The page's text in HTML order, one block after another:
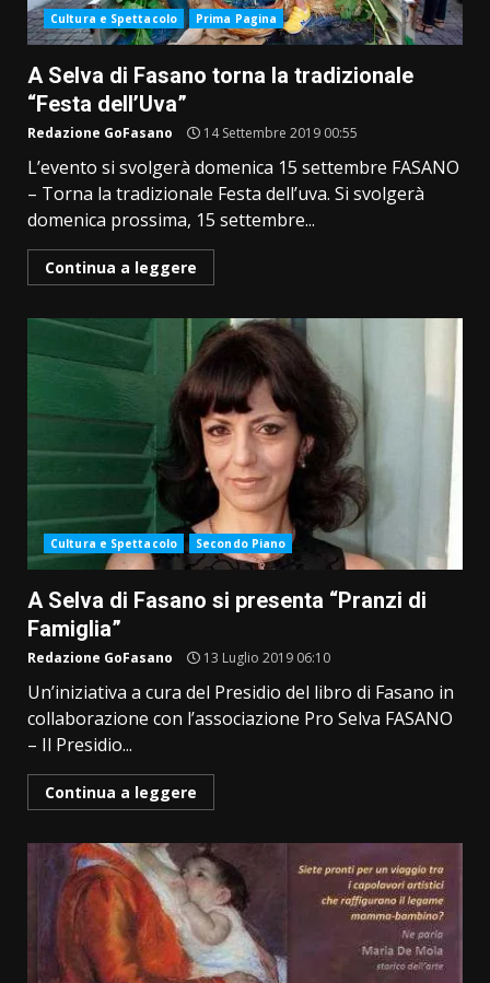
Cultura e Spettacolo Prima Pagina
A Selva di Fasano torna la tradizionale
“Festa dell’Uva”
Redazione GoFasano 14 Settembre 2019 00:55
L’evento si svolgerà domenica 15 settembre FASANO
– Torna la tradizionale Festa dell’uva. Si svolgerà
domenica prossima, 15 settembre...
Continua a leggere
Cultura e Spettacolo Secondo Piano
A Selva di Fasano si presenta “Pranzi di
Famiglia”
Redazione GoFasano 13 Luglio 2019 06:10
Un’iniziativa a cura del Presidio del libro di Fasano in
collaborazione con l’associazione Pro Selva FASANO
– Il Presidio...
Continua a leggere